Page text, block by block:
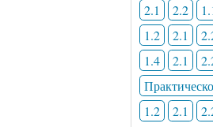
2.1
2.2
1.2
2.1
1.4
2.1
1.2
2.1